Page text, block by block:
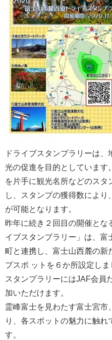
ドライブスタンプラリーは
光の促進を目的としています
を片手に観光名所などのスタ
し、スタンプの獲得数によ
が可能となります。
昨年に続き２回目の開催とな
イブスタンプラリー」は、富
町と連携し、富士山西麓の新
プスポ ットを６か所設定しま
スタンプラリーにはJAF会員
加いただけます。
霊峰富士を見わたす富士宮市
り、各スポットの魅力に触れ
す。